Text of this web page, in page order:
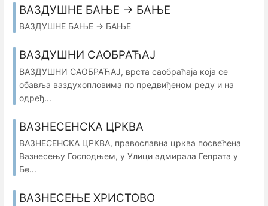
ВАЗДУШНЕ БАЊЕ → БАЊЕ
ВАЗДУШНЕ БАЊЕ → БАЊЕ
ВАЗДУШНИ САОБРАЋАЈ
ВАЗДУШНИ САОБРАЋАЈ, врста саобраћаја која се
обавља ваздухопловима по предвиђеном реду и на
одређ...
ВАЗНЕСЕНСКА ЦРКВА
ВАЗНЕСЕНСКА ЦРКВА, православна црква посвећена
Вазнесењу Господњем, у Улици адмирала Гепрата у
Бе...
ВАЗНЕСЕЊЕ ХРИСТОВО